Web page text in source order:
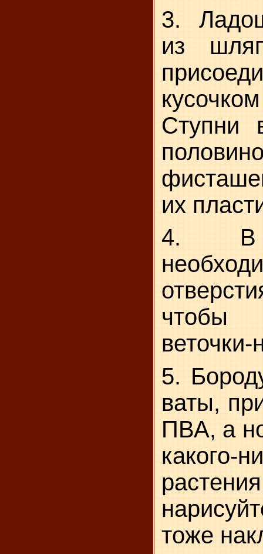
3.
из
Ступни
их
4. В
чтобы
веточки-
5.
ваты,
ПВА, а
какого-
тоже